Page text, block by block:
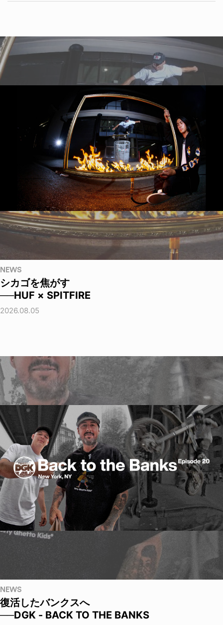
NEWS
シカゴを焦がす
──HUF × SPITFIRE
2026.08.05
NEWS
復活したバンクスへ
──DGK - BACK TO THE BANKS